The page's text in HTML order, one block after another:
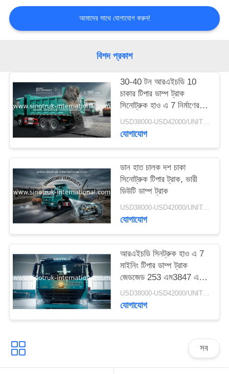
একটি
করুন
সাইট
ম্যাপ
গোপনীয়তা
নীতি
আমাদের সাথে যোগাযোগ করুন!
বিশদ প্রকাশ
30-40 টন আরএইচডি 10
চাকার টিপার ডাম্প ট্রাক
সিনোট্রুক হাও এ 7 নির্মাণের
জন্য
USD38000-USD42000/UNIT)negotiation MOQ:1 ইউনিট
যোগাযোগ
ডান হাত চালক দশ চাকা
সিনোট্রুক টিপার ট্রাক, ভারী
ডিউটি ​​ডাম্প ট্রাক
USD38000-USD42000/UNIT)negotiation MOQ:1 ইউনিট
যোগাযোগ
আরএইচডি সিনট্রুক হাও এ 7
মাইনিং টিপার ডাম্প ট্রাক
জেডজেড 253 এম3847 এন 1
এ 7- পি কেবিন দীর্ঘ জীবন
USD38000-USD42000/UNIT)negotiation MOQ:1 ইউনিট
যোগাযোগ
সব